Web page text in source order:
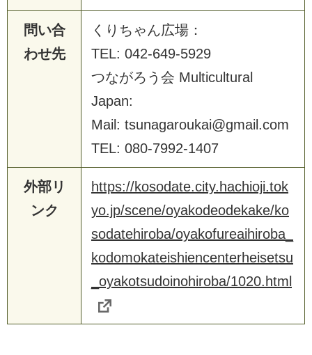
問い合
わせ先
くりちゃん広場：
TEL: 042-649-5929
つながろう会 Multicultural
Japan:
Mail: tsunagaroukai@gmail.com
TEL: 080-7992-1407
外部リ
ンク
https://kosodate.city.hachioji.tok
yo.jp/scene/oyakodeodekake/ko
sodatehiroba/oyakofureaihiroba_
kodomokateishiencenterheisetsu
_oyakotsudoinohiroba/1020.html